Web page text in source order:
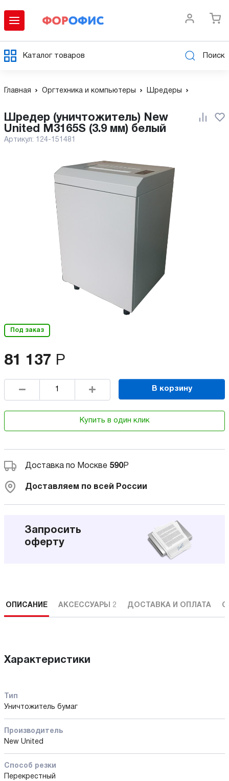
Каталог товаров Поиск
Главная Оргтехника и компьютеры Шредеры
Шредер (уничтожитель) New
United M3165S (3.9 мм) белый
Артикул: 124-151481
Под заказ
81 137 Р
В корзину
Купить в один клик
Доставка по Москве 590Р
Доставляем по всей России
Запросить
оферту
ОПИСАНИЕ АКСЕССУАРЫ 2 ДОСТАВКА И ОПЛАТА
Характеристики
Тип
Уничтожитель бумаг
Производитель
New United
Способ резки
Перекрестный